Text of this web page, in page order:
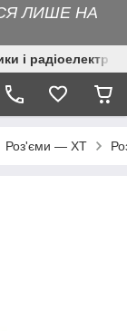
ЛИШЕ НА
і
Роз'єми — XT